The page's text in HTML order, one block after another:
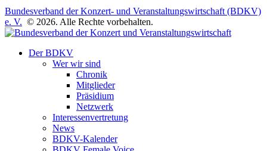
Bundesverband der Konzert- und Veranstaltungswirtschaft (BDKV)
e. V. © 2026. Alle Rechte vorbehalten.
Der BDKV
Wer wir sind
Chronik
Mitglieder
Präsidium
Netzwerk
Interessenvertretung
News
BDKV-Kalender